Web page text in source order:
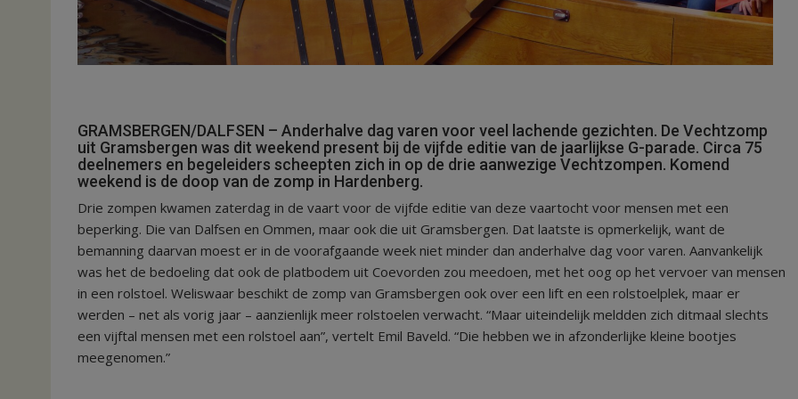
GRAMSBERGEN/DALFSEN – Anderhalve dag varen voor veel lachende gezichten. De Vechtzomp
uit Gramsbergen was dit weekend present bij de vijfde editie van de jaarlijkse G-parade. Circa 75
deelnemers en begeleiders scheepten zich in op de drie aanwezige Vechtzompen. Komend
weekend is de doop van de zomp in Hardenberg.
Drie zompen kwamen zaterdag in de vaart voor de vijfde editie van deze vaartocht voor mensen met een
beperking. Die van Dalfsen en Ommen, maar ook die uit Gramsbergen. Dat laatste is opmerkelijk, want de
bemanning daarvan moest er in de voorafgaande week niet minder dan anderhalve dag voor varen. Aanvankelijk
was het de bedoeling dat ook de platbodem uit Coevorden zou meedoen, met het oog op het vervoer van mensen
in een rolstoel. Weliswaar beschikt de zomp van Gramsbergen ook over een lift en een rolstoelplek, maar er
werden – net als vorig jaar – aanzienlijk meer rolstoelen verwacht. “Maar uiteindelijk meldden zich ditmaal slechts
een vijftal mensen met een rolstoel aan”, vertelt Emil Baveld. “Die hebben we in afzonderlijke kleine bootjes
meegenomen.”